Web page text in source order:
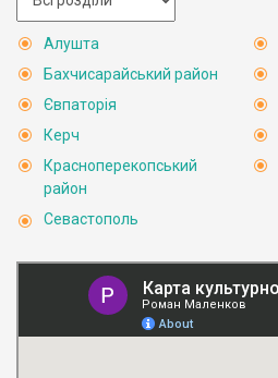
Алушта
Бахчисарайський район
Євпаторія
Керч
Красноперекопський
район
Севастополь